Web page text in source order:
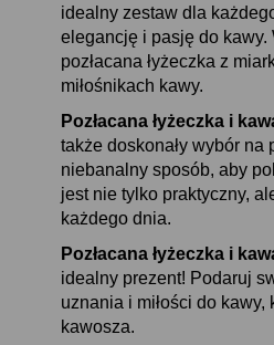
idealny zestaw dla
elegancję i pasję do kawy.
pozłacana łyżeczka z
miłośnikach kawy.
Pozłacana łyżeczka i
także doskonały wybór
niebanalny sposób, aby
jest nie tylko praktyczny,
każdego dnia.
Pozłacana łyżeczka i
idealny prezent! Podaruj
uznania i miłości do
kawosza.